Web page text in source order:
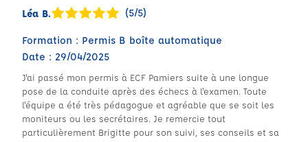
Léa B. (5/5)
Formation : Permis B boîte automatique
Date : 29/04/2025
J'ai passé mon permis à ECF Pamiers suite à une longue
pose de la conduite après des échecs à l'examen. Toute
l'équipe a été très pédagogue et agréable que se soit les
moniteurs ou les secrétaires. Je remercie tout
particulièrement Brigitte pour son suivi, ses conseils et sa